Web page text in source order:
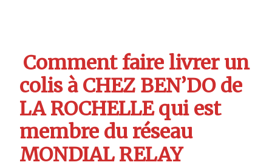
Comment faire livrer un
colis à CHEZ BEN’DO de
LA ROCHELLE qui est
membre du réseau
MONDIAL RELAY